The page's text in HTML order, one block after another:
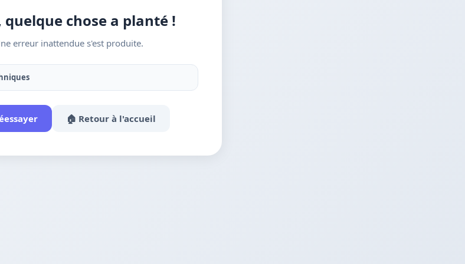
quelque chose a planté !
erreur inattendue s'est produite.
🏠 Retour à l'accueil